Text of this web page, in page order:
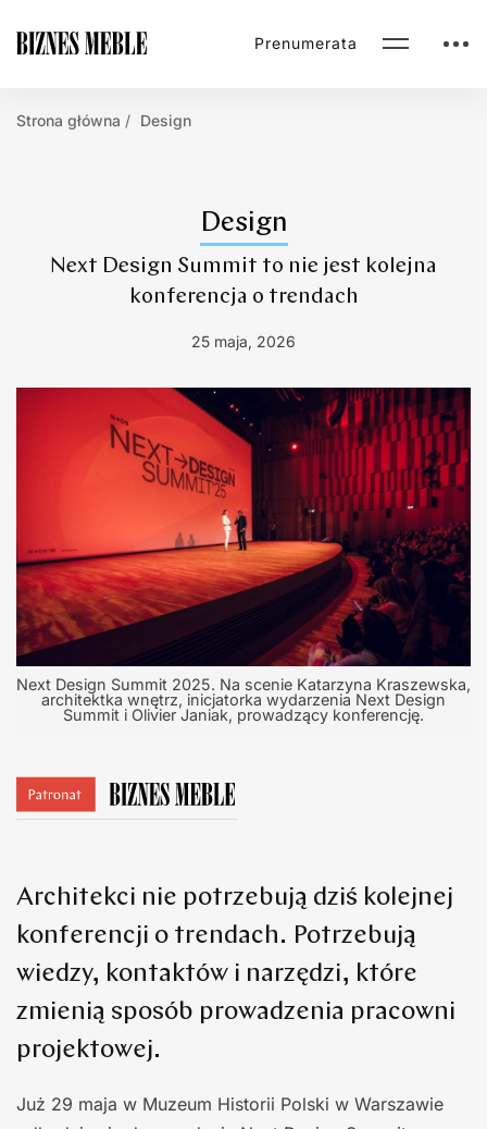
Prenumerata
Strona główna Design
Design
Next Design Summit to nie jest kolejna
konferencja o trendach
25 maja, 2026
Next Design Summit 2025. Na scenie Katarzyna Kraszewska,
architektka wnętrz, inicjatorka wydarzenia Next Design
Summit i Olivier Janiak, prowadzący konferencję.
Architekci nie potrzebują dziś kolejnej
konferencji o trendach. Potrzebują
wiedzy, kontaktów i narzędzi, które
zmienią sposób prowadzenia pracowni
projektowej.
Już 29 maja w Muzeum Historii Polski w Warszawie